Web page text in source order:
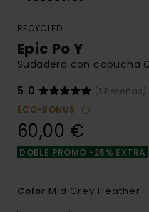
RECYCLED
Epic Po Y
Sudadera con capucha
5.0
(1 Reseñas)
ECO-BONUS
60,00 €
DOBLE PROMO -25% EXTRA
Color Mid Grey Heather